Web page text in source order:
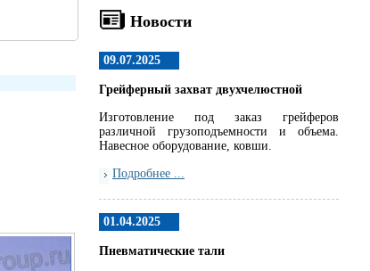
Новости
09.07.2025
Грейферный захват двухчелюстной
Изготовление под заказ грейферов
различной грузоподъемности и объема.
Навесное оборудование, ковши.
Подробнее ...
01.04.2025
Пневматические тали